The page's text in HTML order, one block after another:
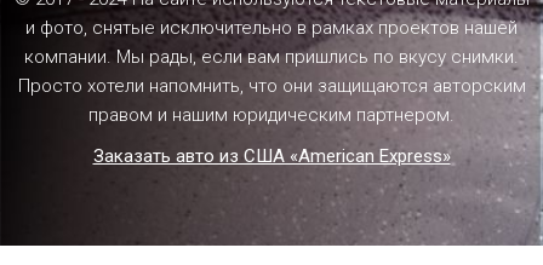
и фото, снятые исключительно в рамках проектов нашей
компании. Мы рады, если вам пришлись по вкусу снимки.
Просто хотели напомнить, что они защищаются авторским
правом и нашим юридическим партнером.
Заказать авто из США «American Express»